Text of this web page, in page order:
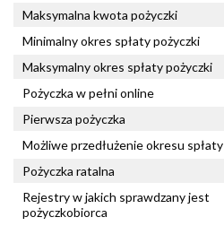
Maksymalna kwota pożyczki
Minimalny okres spłaty pożyczki
Maksymalny okres spłaty pożyczki
Pożyczka w pełni online
Pierwsza pożyczka
Możliwe przedłużenie okresu spłaty
Pożyczka ratalna
Rejestry w jakich sprawdzany jest
pożyczkobiorca